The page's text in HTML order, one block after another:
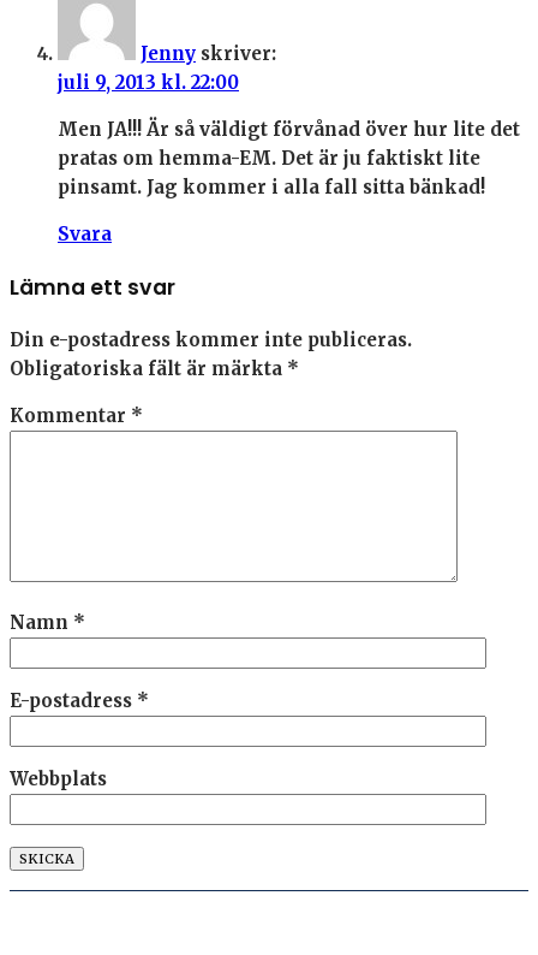
Jenny skriver:
juli 9, 2013 kl. 22:00
Men JA!!! Är så väldigt förvånad över hur lite det
pratas om hemma-EM. Det är ju faktiskt lite
pinsamt. Jag kommer i alla fall sitta bänkad!
Svara
Lämna ett svar
Din e-postadress kommer inte publiceras.
Obligatoriska fält är märkta *
Kommentar *
Namn *
E-postadress *
Webbplats